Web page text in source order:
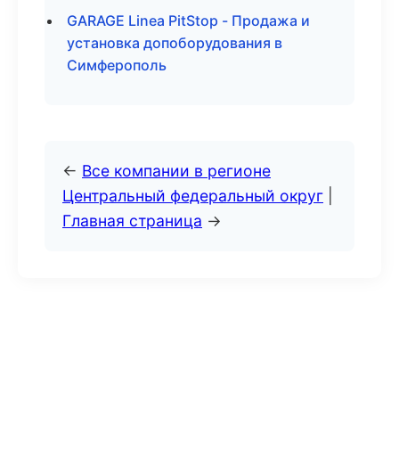
GARAGE Linea PitStop - Продажа и
установка допоборудования в
Симферополь
← Все компании в регионе
Центральный федеральный округ
Главная страница →